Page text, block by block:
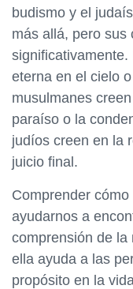
budismo y el
más allá, pero sus
eterna en el cielo
musulmanes
paraíso o la
judíos creen en la
juicio final.
Comprender
ayudarnos a
comprensión de la
ella ayuda a las
propósito en la